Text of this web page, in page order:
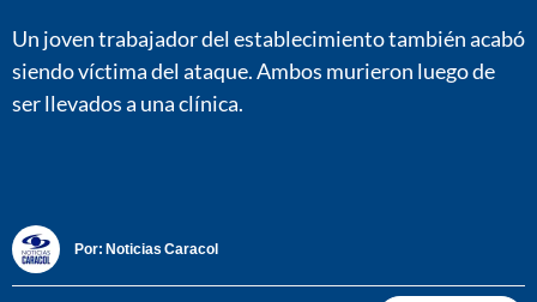
Un joven trabajador del establecimiento también acabó
siendo víctima del ataque. Ambos murieron luego de
ser llevados a una clínica.
Por: Noticias Caracol